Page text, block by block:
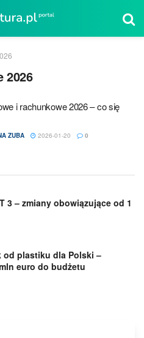
2026
i rachunkowe 2026 – co się
ZUBA 2026-01-20 0
3 – zmiany obowiązujące od 1
od plastiku dla Polski –
euro do budżetu